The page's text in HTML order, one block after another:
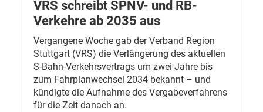
VRS schreibt SPNV- und RB-
Verkehre ab 2035 aus
Vergangene Woche gab der Verband Region
Stuttgart (VRS) die Verlängerung des aktuellen
S-Bahn-Verkehrsvertrags um zwei Jahre bis
zum Fahrplanwechsel 2034 bekannt – und
kündigte die Aufnahme des Vergabeverfahrens
für die Zeit danach an.